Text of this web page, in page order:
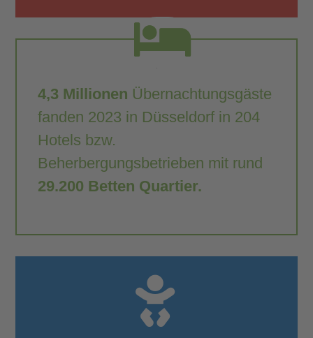
4,3 Millionen Übernachtungsgäste
fanden 2023 in Düsseldorf in 204
Hotels bzw.
Beherbergungsbetrieben mit rund
29.200 Betten Quartier.
